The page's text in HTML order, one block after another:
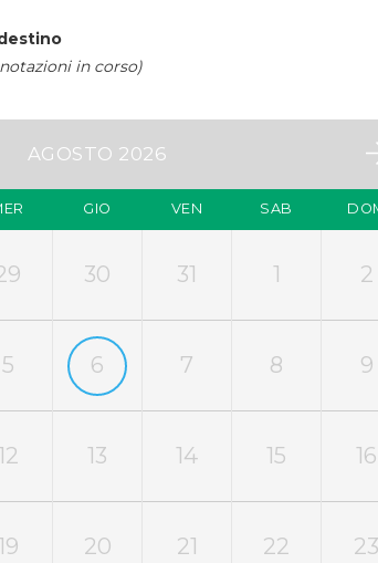
in corso)
AGOSTO 2026
GIO VEN SAB
30 31 1 2
5 6 7 8 9
13 14 15 16
20 21 22 23